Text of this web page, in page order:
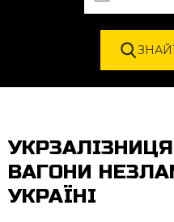
ВАГОНИ
УКРАЇНІ